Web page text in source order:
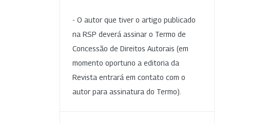
- O autor que tiver o artigo publicado
na RSP deverá assinar o Termo de
Concessão de Direitos Autorais (em
momento oportuno a editoria da
Revista entrará em contato com o
autor para assinatura do Termo).